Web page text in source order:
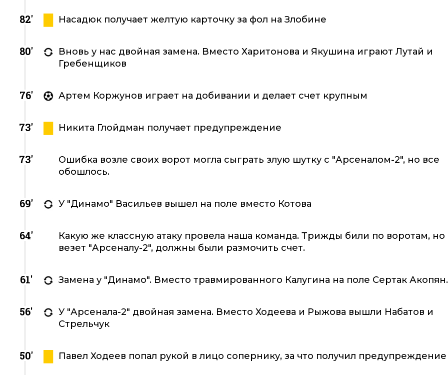
82' Насадюк получает желтую карточку за фол на Злобине
80'
Вновь у нас двойная замена. Вместо Харитонова и Якушина играют Лутай и
Гребенщиков
76' Артем Коржунов играет на добивании и делает счет крупным
73' Никита Глойдман получает предупреждение
73'
Ошибка возле своих ворот могла сыграть злую шутку с "Арсеналом-2", но все
обошлось.
69' У "Динамо" Васильев вышел на поле вместо Котова
64'
Какую же классную атаку провела наша команда. Трижды били по воротам, но
везет "Арсеналу-2", должны были размочить счет.
61' Замена у "Динамо". Вместо травмированного Калугина на поле Сертак Акопян.
56'
У "Арсенала-2" двойная замена. Вместо Ходеева и Рыжова вышли Набатов и
Стрельчук
50' Павел Ходеев попал рукой в лицо сопернику, за что получил предупреждение